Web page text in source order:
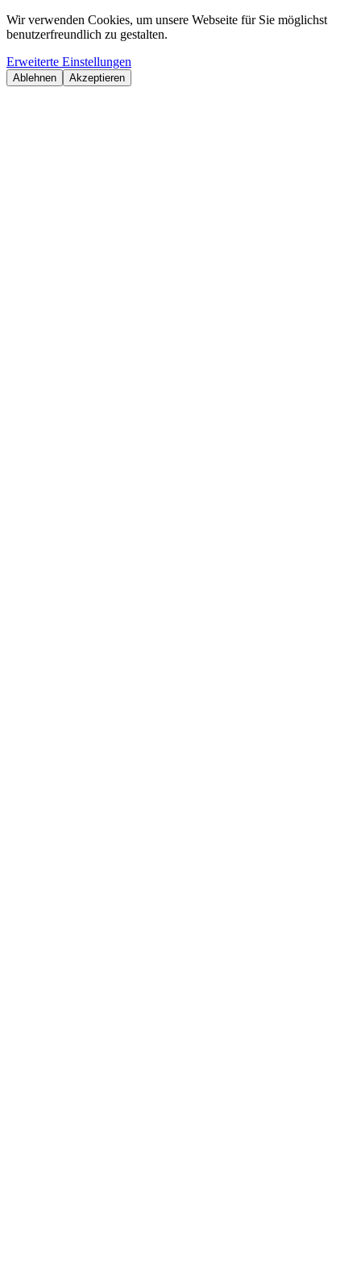
Wir verwenden Cookies, um unsere Webseite für Sie möglichst
benutzerfreundlich zu gestalten.
Erweiterte Einstellungen
Ablehnen Akzeptieren